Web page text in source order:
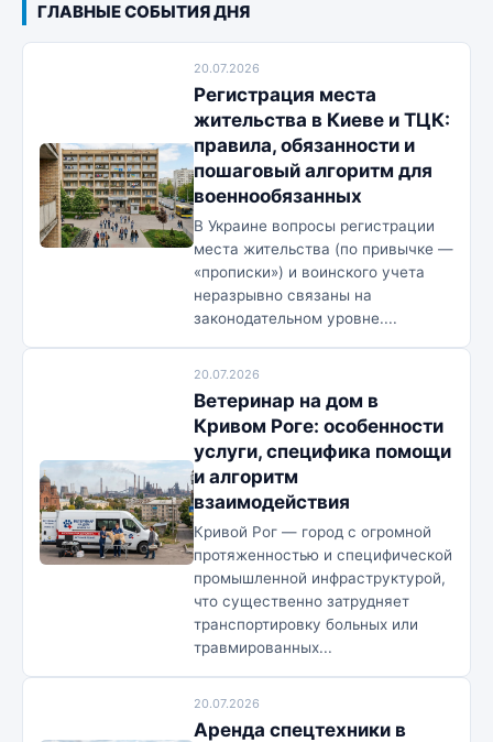
ГЛАВНЫЕ СОБЫТИЯ ДНЯ
20.07.2026
Регистрация места
жительства в Киеве и ТЦК:
правила, обязанности и
пошаговый алгоритм для
военнообязанных
В Украине вопросы регистрации
места жительства (по привычке —
«прописки») и воинского учета
неразрывно связаны на
законодательном уровне....
20.07.2026
Ветеринар на дом в
Кривом Роге: особенности
услуги, специфика помощи
и алгоритм
взаимодействия
Кривой Рог — город с огромной
протяженностью и специфической
промышленной инфраструктурой,
что существенно затрудняет
транспортировку больных или
травмированных...
20.07.2026
Аренда спецтехники в